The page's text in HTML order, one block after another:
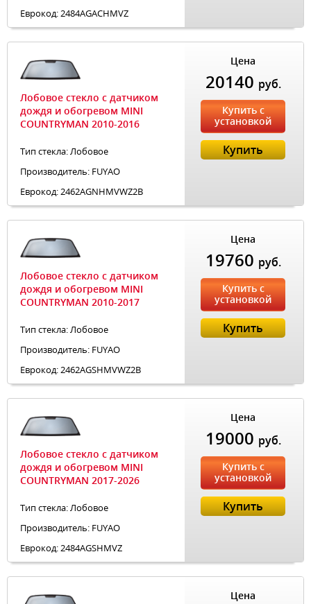
Еврокод: 2484AGACHMVZ
Лобовое стекло с датчиком
дождя и обогревом MINI
COUNTRYMAN 2010-2016
Тип стекла: Лобовое
Производитель: FUYAO
Еврокод: 2462AGNHMVWZ2B
Цена
20140 руб.
Купить с
установкой
Купить
Лобовое стекло с датчиком
дождя и обогревом MINI
COUNTRYMAN 2010-2017
Тип стекла: Лобовое
Производитель: FUYAO
Еврокод: 2462AGSHMVWZ2B
Цена
19760 руб.
Купить с
установкой
Купить
Лобовое стекло с датчиком
дождя и обогревом MINI
COUNTRYMAN 2017-2026
Тип стекла: Лобовое
Производитель: FUYAO
Еврокод: 2484AGSHMVZ
Цена
19000 руб.
Купить с
установкой
Купить
Цена